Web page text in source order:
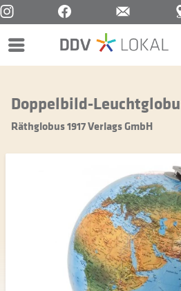
Menü
Doppelbild-
Räthglobus 1917 Verlags GmbH